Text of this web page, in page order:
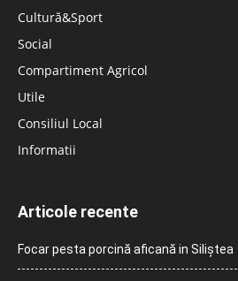
Cultură&Sport
Social
Compartiment Agricol
Utile
Consiliul Local
Informatii
Articole recente
Focar pesta porcină aficană in Siliștea